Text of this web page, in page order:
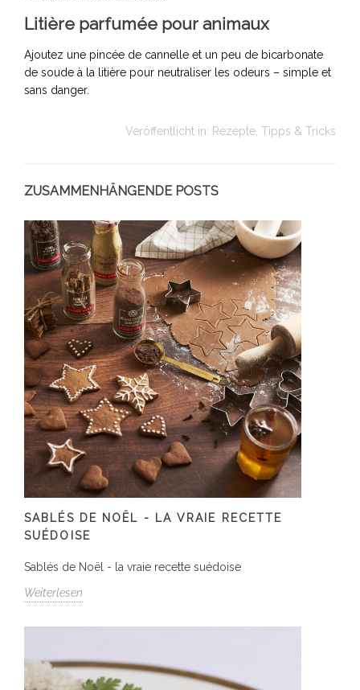
Litière parfumée pour animaux
Ajoutez une pincée de cannelle et un peu de bicarbonate
de soude à la litière pour neutraliser les odeurs – simple et
sans danger.
Veröffentlicht in: Rezepte Tipps & Tricks
ZUSAMMENHÄNGENDE POSTS
SABLÉS DE NOËL - LA VRAIE RECETTE
SUÉDOISE
Sablés de Noël - la vraie recette suédoise
Weiterlesen